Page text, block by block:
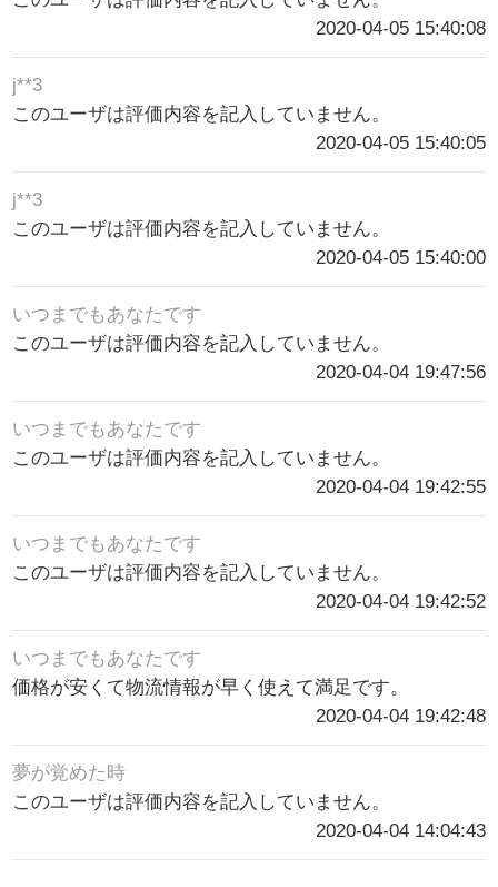
2020-04-05 15:40:08
j**3
このユーザは評価内容を記入していません。
2020-04-05 15:40:05
j**3
このユーザは評価内容を記入していません。
2020-04-05 15:40:00
いつまでもあなたです
このユーザは評価内容を記入していません。
2020-04-04 19:47:56
いつまでもあなたです
このユーザは評価内容を記入していません。
2020-04-04 19:42:55
いつまでもあなたです
このユーザは評価内容を記入していません。
2020-04-04 19:42:52
いつまでもあなたです
価格が安くて物流情報が早く使えて満足です。
2020-04-04 19:42:48
夢が覚めた時
このユーザは評価内容を記入していません。
2020-04-04 14:04:43